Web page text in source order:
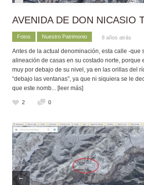
AVENIDA DE DON NICASIO
Fotos Nuestro Patrimonio 8 años atrás
Antes de la actual denominación, esta calle -que
alineación de casas en su costado norte, porque
muy por debajo de su nivel, ya en las orillas del
“debajo las ventanas”, ya que ni siquiera se le
que este nomb... [leer más]
2 0
←